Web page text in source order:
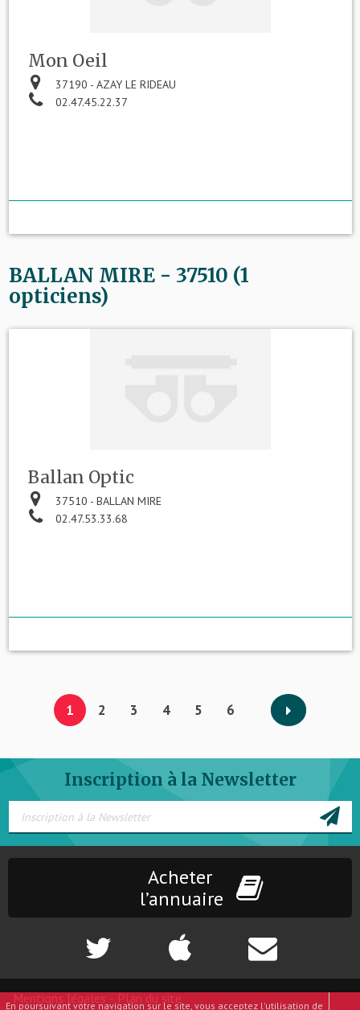
Mon Oeil
37190 - AZAY LE RIDEAU
02.47.45.22.37
BALLAN MIRE - 37510 (1
opticiens)
Ballan Optic
37510 - BALLAN MIRE
02.47.53.33.68
1 2 3 4 5 6
Inscription à la Newsletter
Acheter
l’annuaire
Mentions légales Plan du site
En poursuivant votre navigation sur le site, vous acceptez l'utilisation de